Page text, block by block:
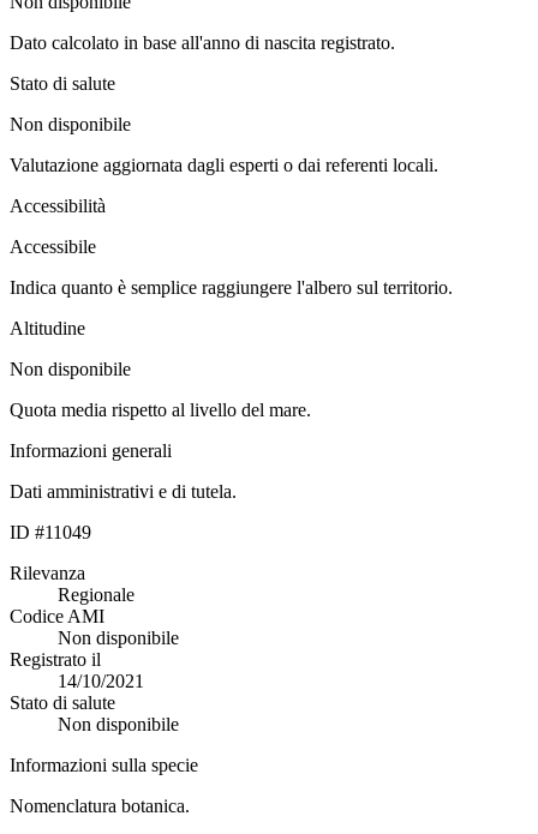
Dato calcolato in base all'anno di nascita registrato.
Stato di salute
Non disponibile
Valutazione aggiornata dagli esperti o dai referenti locali.
Accessibilità
Accessibile
Indica quanto è semplice raggiungere l'albero sul territorio.
Altitudine
Non disponibile
Quota media rispetto al livello del mare.
Informazioni generali
Dati amministrativi e di tutela.
ID #11049
Rilevanza
Regionale
Codice AMI
Non disponibile
Registrato il
14/10/2021
Stato di salute
Non disponibile
Informazioni sulla specie
Nomenclatura botanica.